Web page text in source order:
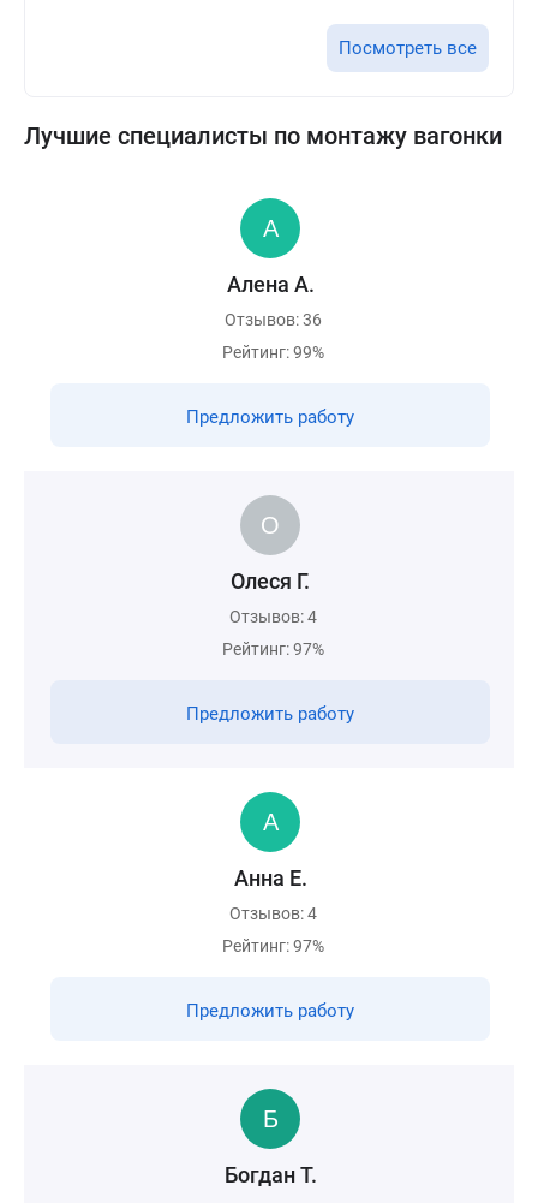
Посмотреть все
Лучшие специалисты по монтажу вагонки
Алена А.
Отзывов: 36
Рейтинг: 99%
Предложить работу
Олеся Г.
Отзывов: 4
Рейтинг: 97%
Предложить работу
Анна Е.
Отзывов: 4
Рейтинг: 97%
Предложить работу
Богдан Т.